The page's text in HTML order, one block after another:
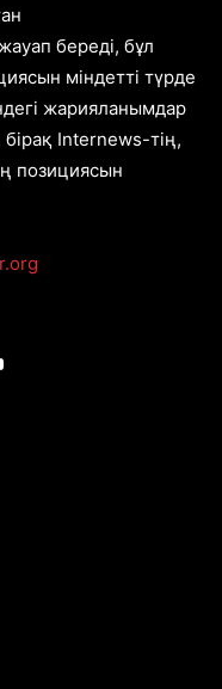
береді, бұл
міндетті түрде
жарияланымдар
Internews-тің,
позициясын